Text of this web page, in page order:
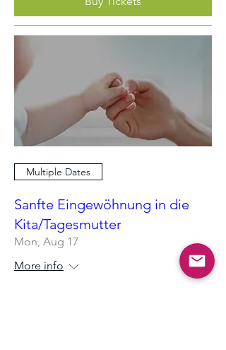
Multiple Dates
Sanfte Eingewöhnung in die
Kita/Tagesmutter
Mon, Aug 17
More info